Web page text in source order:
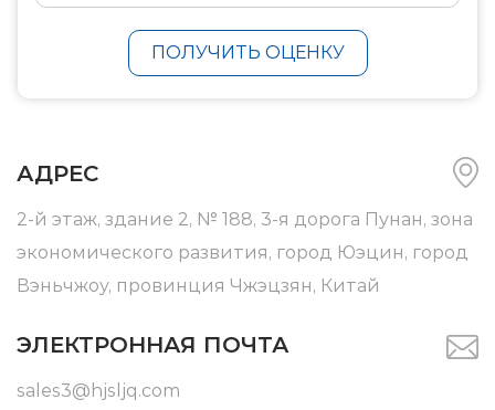
ПОЛУЧИТЬ ОЦЕНКУ
АДРЕС
2-й этаж, здание 2, № 188, 3-я дорога Пунан, зона
экономического развития, город Юэцин, город
Вэньчжоу, провинция Чжэцзян, Китай
ЭЛЕКТРОННАЯ ПОЧТА
sales3@hjsljq.com